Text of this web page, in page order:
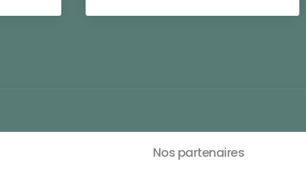
Nos partenaires